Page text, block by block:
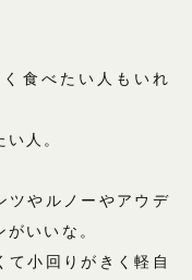
食べたい人もいれ
人。
ツやルノーやアウデ
いいな。
て小回りがきく軽自